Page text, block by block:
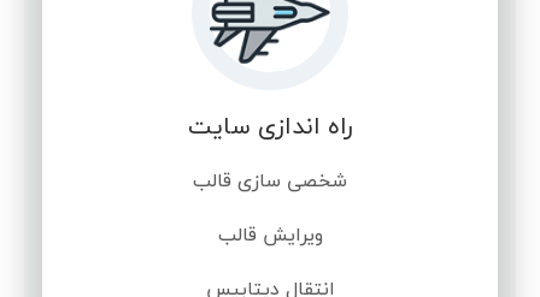
راه اندازی سایت
شخصی سازی قالب
ویرایش قالب
انتقال دیتابیس